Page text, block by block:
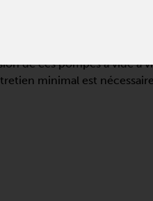
avec variateur de
de ces pompes à vide à
minimal est